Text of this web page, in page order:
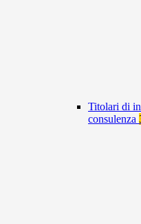
Titolari di
consulenza